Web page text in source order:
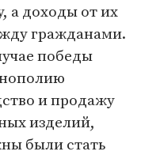
а доходы от их
гражданами.
победы
и продажу
изделий,
были стать